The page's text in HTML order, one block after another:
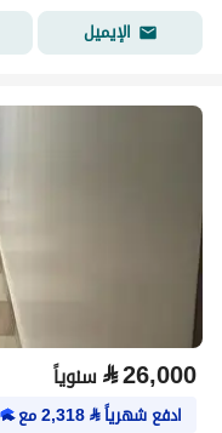
الإيميل
⃁26,000 سنوياً
ادفع شهرياً⃁
2,318مع